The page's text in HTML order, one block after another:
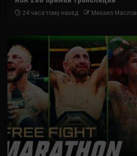
24 часа тому назад Михаил Маслов